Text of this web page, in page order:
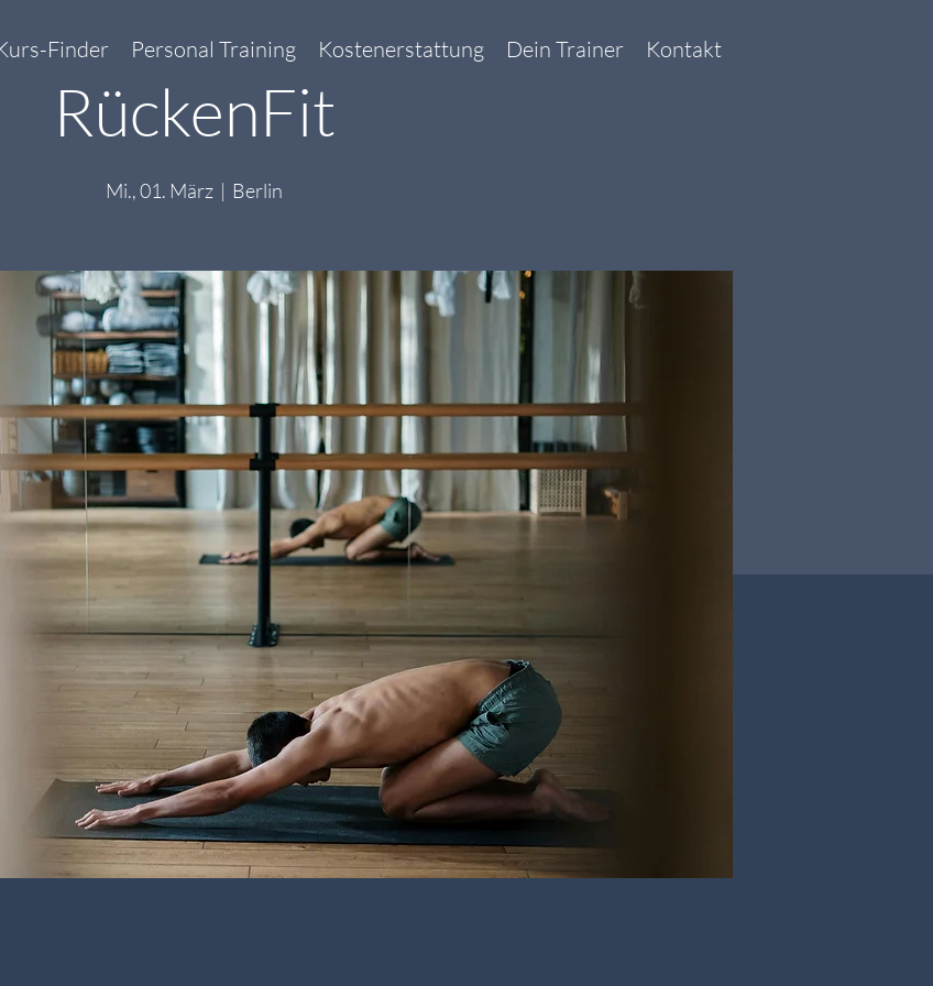
RückenFit
Mi., 01. März
  |
Berlin
Finder Personal Training Kostenerstattung Dein Trainer Kontakt